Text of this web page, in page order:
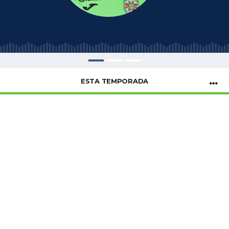
ESTA TEMPORADA